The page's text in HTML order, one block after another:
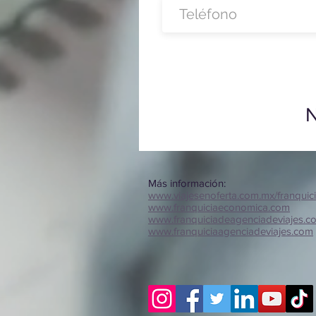
Más información:
www.viajesenoferta.com.mx/
www.franquiciaeconomica.com
www.franquiciaagenciadeviajes.com